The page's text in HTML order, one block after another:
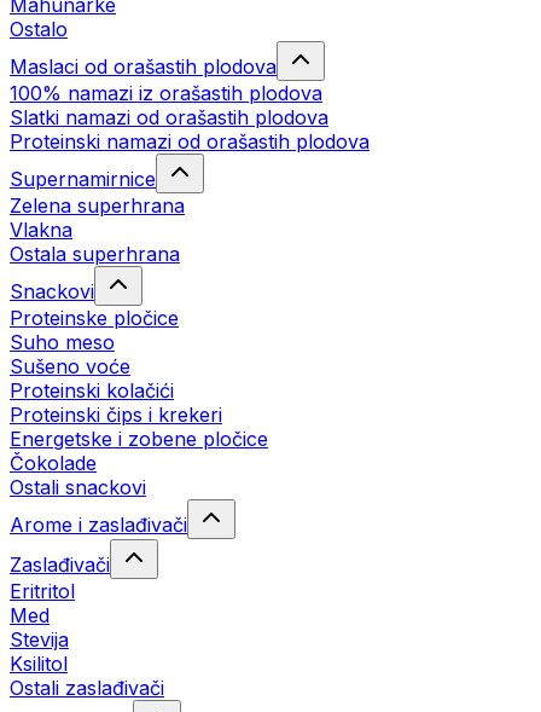
Mahunarke
Ostalo
Maslaci od orašastih plodova
100% namazi iz orašastih plodova
Slatki namazi od orašastih plodova
Proteinski namazi od orašastih plodova
Supernamirnice
Zelena superhrana
Vlakna
Ostala superhrana
Snackovi
Proteinske pločice
Suho meso
Sušeno voće
Proteinski kolačići
Proteinski čips i krekeri
Energetske i zobene pločice
Čokolade
Ostali snackovi
Arome i zaslađivači
Zaslađivači
Eritritol
Med
Stevija
Ksilitol
Ostali zaslađivači